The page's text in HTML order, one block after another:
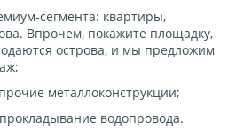
сегмента: квартиры,
Впрочем, покажите площадку,
острова, и мы предложим
металлоконструкции;
водопровода.